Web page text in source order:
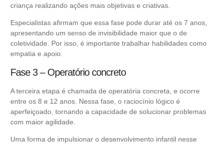
criança realizando ações mais objetivas e criativas.
Especialistas afirmam que essa fase pode durar até os 7 anos,
apresentando um senso de invisibilidade maior que o de
coletividade. Por isso, é importante trabalhar habilidades como
empatia e apoio.
Fase 3 – Operatório concreto
A terceira etapa é chamada de operatória concreta, e ocorre
entre os 8 e 12 anos. Nessa fase, o raciocínio lógico é
aperfeiçoado, tornando a capacidade de solucionar problemas
com maior agilidade.
Uma forma de impulsionar o desenvolvimento infantil nesse